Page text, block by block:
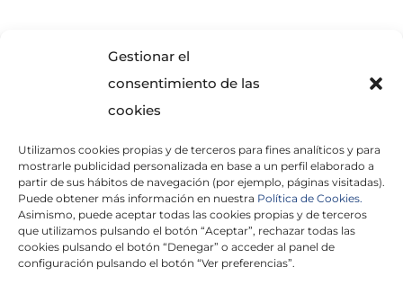
Gestionar el
consentimiento de las
cookies
Utilizamos cookies propias y de terceros para fines analíticos y para
mostrarle publicidad personalizada en base a un perfil elaborado a
partir de sus hábitos de navegación (por ejemplo, páginas visitadas).
Puede obtener más información en nuestra Política de Cookies.
Asimismo, puede aceptar todas las cookies propias y de terceros
que utilizamos pulsando el botón “Aceptar”, rechazar todas las
cookies pulsando el botón “Denegar” o acceder al panel de
configuración pulsando el botón “Ver preferencias”.
He leído y acepto laPolítica de Privacidad